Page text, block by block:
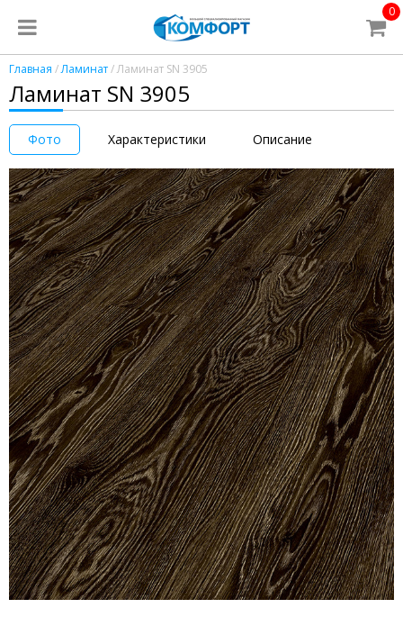
0
Главная /Ламинат/ Ламинат SN 3905
Ламинат SN 3905
Фото Характеристики Описание